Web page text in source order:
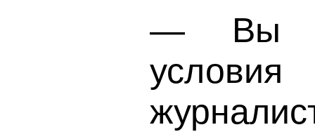
— Вы